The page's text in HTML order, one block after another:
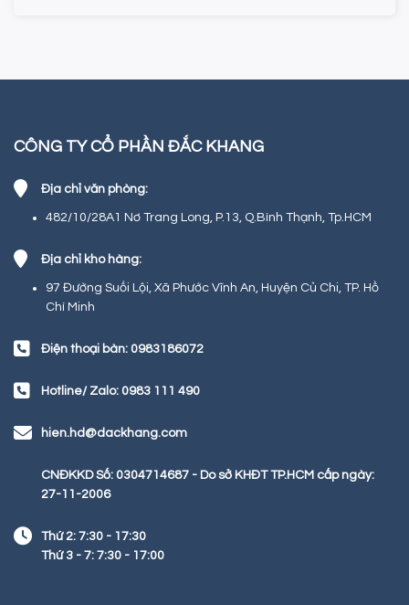
CÔNG TY CỔ PHẦN ĐẮC KHANG
Địa chỉ văn phòng:
482/10/28A1 Nơ Trang Long, P.13, Q.Bình Thạnh, Tp.HCM
Địa chỉ kho hàng:
97 Đường Suối Lội, Xã Phước Vĩnh An, Huyện Củ Chi, TP. Hồ
Chí Minh
Điện thoại bàn: 0983186072
Hotline/ Zalo: 0983 111 490
hien.hd@dackhang.com
CNĐKKD Số: 0304714687 - Do sở KHĐT TP.HCM cấp ngày:
27-11-2006
Thứ 2: 7:30 - 17:30
Thứ 3 - 7: 7:30 - 17:00